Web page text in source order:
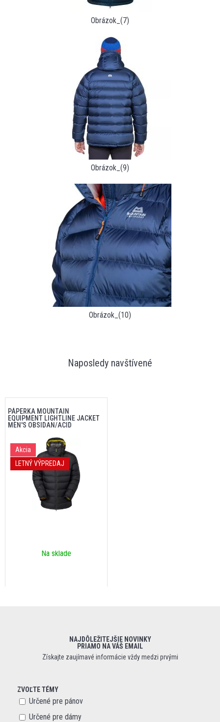
Obrázok_(7)
Obrázok_(9)
Obrázok_(10)
Naposledy navštívené
PÁPERKA MOUNTAIN
EQUIPMENT LIGHTLINE JACKET
MEN'S OBSIDAN/ACID
Akcia
LETNÝ VÝPREDAJ
Na sklade
NAJDÔLEŽITEJŠIE NOVINKY
PRIAMO NA VÁŠ EMAIL
Získajte zaujímavé informácie vždy medzi prvými
ZVOĽTE TÉMY
Určené pre pánov
Určené pre dámy